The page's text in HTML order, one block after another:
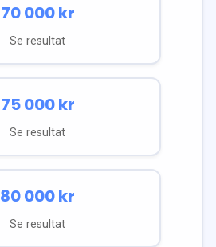
70 000kr
Se resultat
75 000kr
Se resultat
80 000kr
Se resultat